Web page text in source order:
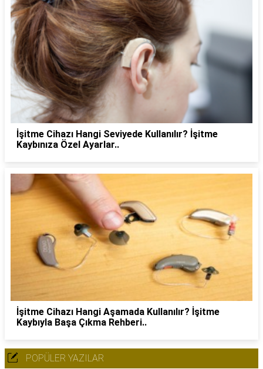
İşitme Cihazı Hangi Seviyede Kullanılır? İşitme
Kaybınıza Özel Ayarlar..
İşitme Cihazı Hangi Aşamada Kullanılır? İşitme
Kaybıyla Başa Çıkma Rehberi..
POPÜLER YAZILAR